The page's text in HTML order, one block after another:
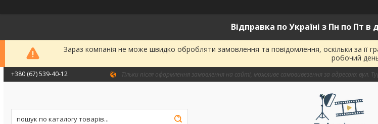
Відправка по Україні з Пн по Пт
Зараз компанія не може швидко обробляти замовлення та повідомлення, оскільки за її
робочий
+380 (67) 539-40-12 Тільки після оформлення замовлення на сайті, можливе самовивезення за адресою: вул.